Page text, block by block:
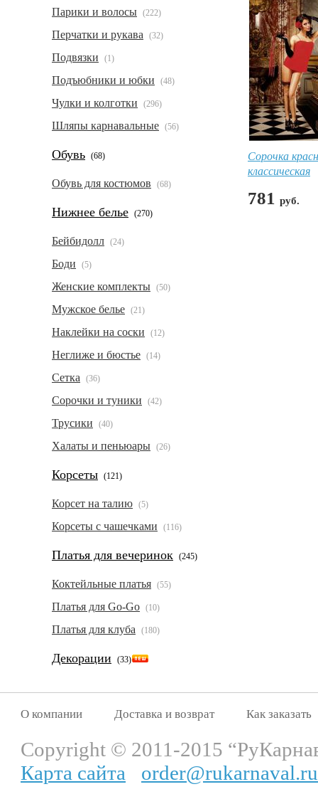
Парики и волосы (222)
Перчатки и рукава (32)
Подвязки (1)
Подъюбники и юбки (48)
Чулки и колготки (296)
Шляпы карнавальные (56)
Обувь (68)
Обувь для костюмов (68)
Нижнее белье (270)
Бейбидолл (24)
Боди (5)
Женские комплекты (50)
Мужское белье (21)
Наклейки на соски (12)
Неглиже и бюстье (14)
Сетка (36)
Сорочки и туники (42)
Трусики (40)
Халаты и пеньюары (26)
Корсеты (121)
Корсет на талию (5)
Корсеты с чашечками (116)
Платья для вечеринок (245)
Коктейльные платья (55)
Платья для Go-Go (10)
Платья для клуба (180)
Декорации (33)
Сорочка
классическая
781 руб.
О компании Доставка и возврат Как заказать
Copyright © 2011-2015
Карта сайта
order@rukarnaval.ru